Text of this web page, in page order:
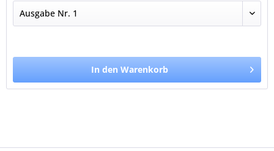
In den Warenkorb